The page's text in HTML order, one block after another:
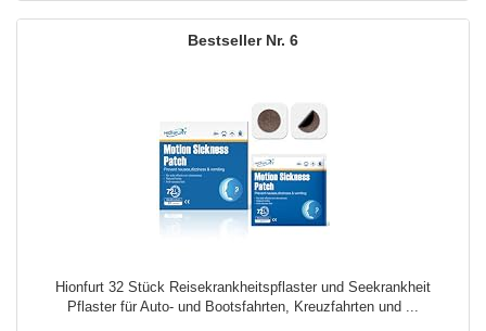
6
Hionfurt 32 Stück Reisekrankheitspflaster und Seekrankheit
Pflaster für Auto- und Bootsfahrten, Kreuzfahrten und ...